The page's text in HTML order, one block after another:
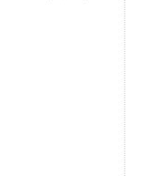
しいピンキーリング